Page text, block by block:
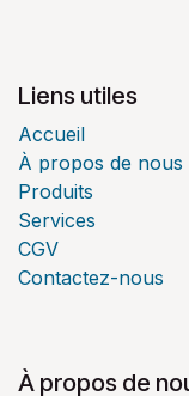
Liens utiles
Accueil
À propos de nous
Produits
Services
CGV
Contactez-nous
À propos de